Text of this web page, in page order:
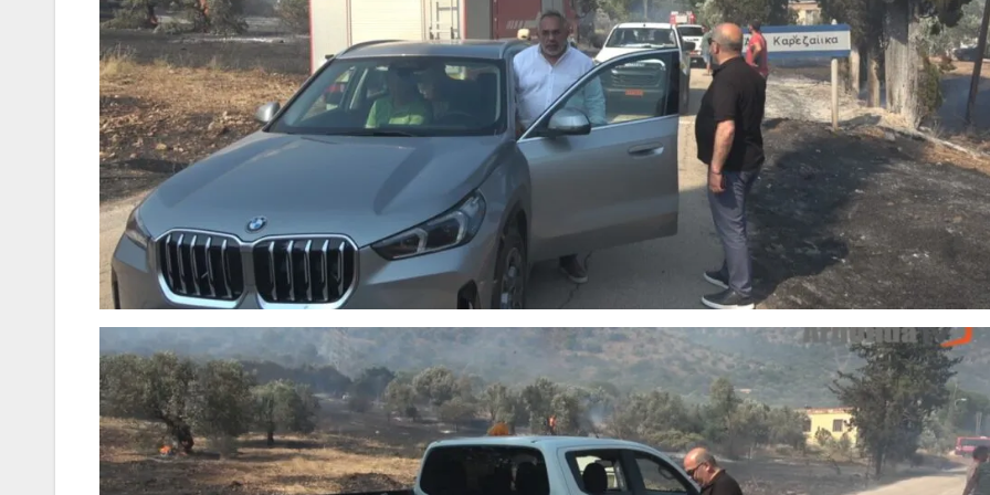
Σμυρνιώτη στο
Ναυπλιο για το
Ολιστικό Σχέδιο
Ανακύκλωσης
ΒΙΝΤΕΟ
τον θάνατο της
Νάντιας(VID)